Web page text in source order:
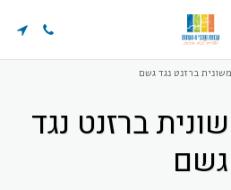
ברזנט נגד גשם
ברזנט נגד
גשם